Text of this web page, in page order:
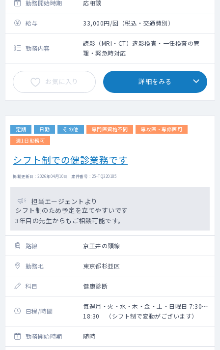
勤務開始時期 応相談
給与 33,000円/回（税込・交通費別）
勤務内容
読影（MRI・CT）造影検査・一任検査の管
理・緊急時対応
お気に入り 詳細をみる
定期 日勤 その他 専門医資格不問
専攻医・専修医可
週1日勤務可
シフト制での健診業務です
掲載更新日 : 2026年04月10日 案件番号 : 25-TQ320185
担当エージェントより
シフト制のため予定を立てやすいです
3年目の先生からもご相談可能です。
路線 京王井の頭線
勤務地 東京都杉並区
科目 健康診断
日程/時間
毎週月・火・水・木・金・土・日曜日 7:30～
18:30 （シフト制で変動がございます）
勤務開始時期 随時